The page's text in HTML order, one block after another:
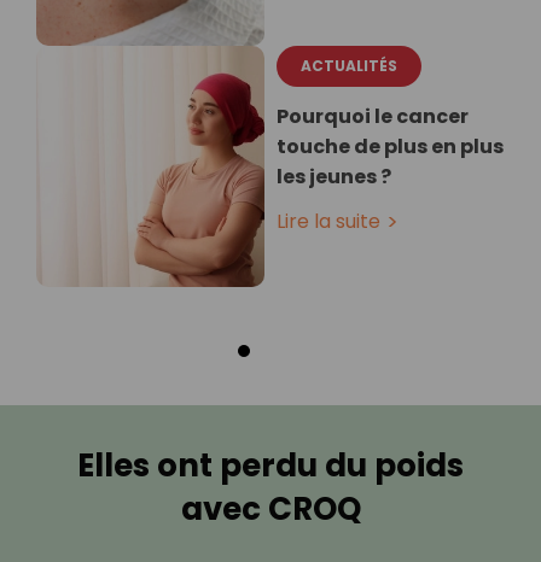
ACTUALITÉS
Pourquoi le cancer
touche de plus en plus
les jeunes ?
Lire la suite
Elles ont perdu du poids
avec CROQ